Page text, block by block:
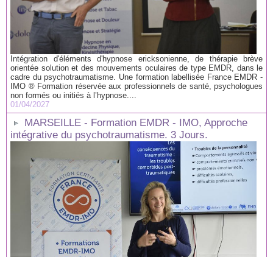
Intégration d'éléments d'hypnose ericksonienne, de thérapie brève
orientée solution et des mouvements oculaires de type EMDR, dans le
cadre du psychotraumatisme. Une formation labellisée France EMDR -
IMO ® Formation réservée aux professionnels de santé, psychologues
non formés ou initiés à l’hypnose....
01/04/2027
MARSEILLE - Formation EMDR - IMO, Approche
intégrative du psychotraumatisme. 3 Jours.